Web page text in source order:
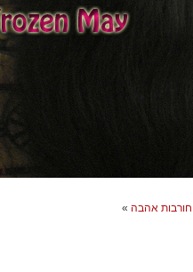
אהבה »